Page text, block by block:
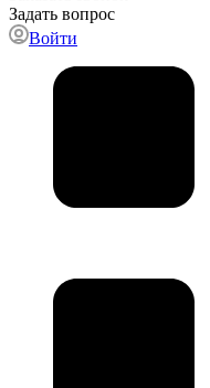
Задать вопрос
Войти